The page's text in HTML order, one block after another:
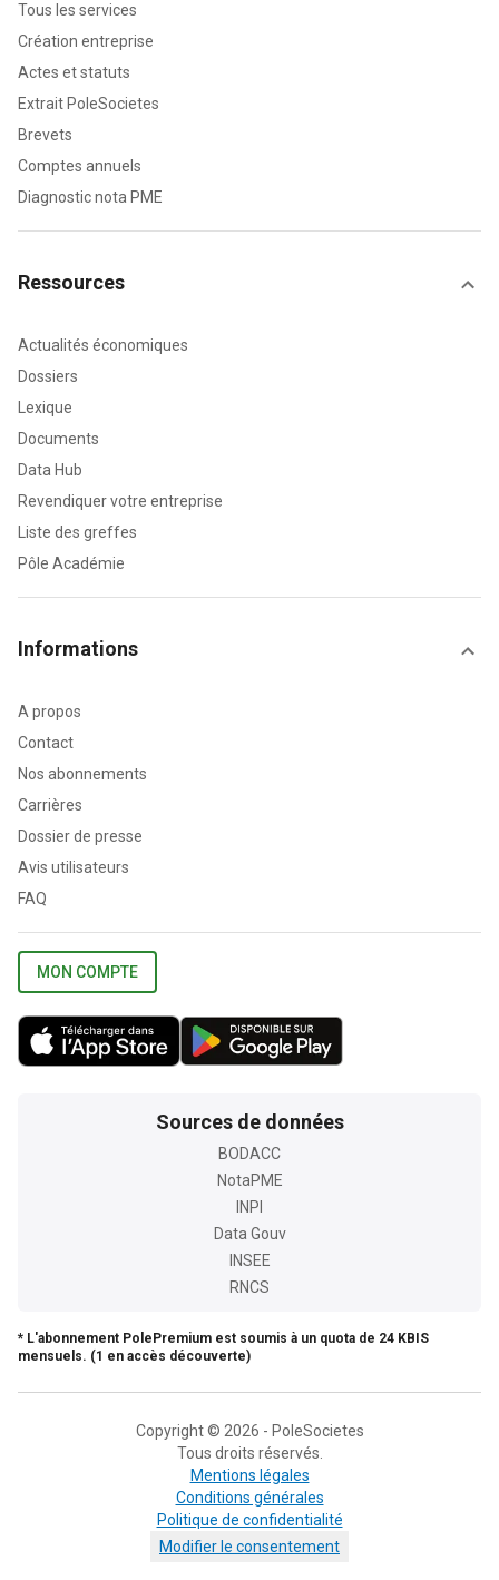
Tous les services
Création entreprise
Actes et statuts
Extrait PoleSocietes
Brevets
Comptes annuels
Diagnostic nota PME
Ressources
Actualités économiques
Dossiers
Lexique
Documents
Data Hub
Revendiquer votre entreprise
Liste des greffes
Pôle Académie
Informations
A propos
Contact
Nos abonnements
Carrières
Dossier de presse
Avis utilisateurs
FAQ
MON COMPTE
Sources de données
BODACC
NotaPME
INPI
Data Gouv
INSEE
RNCS
* L'abonnement PolePremium est soumis à un quota de 24 KBIS
mensuels. (1 en accès découverte)
Copyright © 2026 - PoleSocietes
Tous droits réservés.
Mentions légales
Conditions générales
Politique de confidentialité
Modifier le consentement